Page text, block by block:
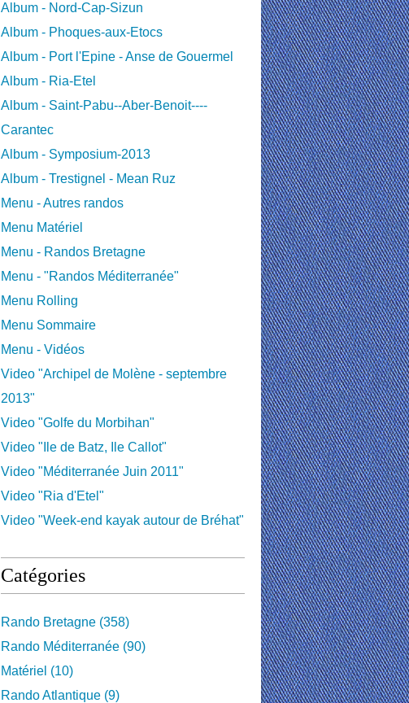
Album - Nord-Cap-Sizun
Album - Phoques-aux-Etocs
Album - Port l'Epine - Anse de Gouermel
Album - Ria-Etel
Album - Saint-Pabu--Aber-Benoit----
Carantec
Album - Symposium-2013
Album - Trestignel - Mean Ruz
Menu - Autres randos
Menu Matériel
Menu - Randos Bretagne
Menu - "Randos Méditerranée"
Menu Rolling
Menu Sommaire
Menu - Vidéos
Video "Archipel de Molène - septembre
2013"
Video "Golfe du Morbihan"
Video "Ile de Batz, Ile Callot"
Video "Méditerranée Juin 2011"
Video "Ria d'Etel"
Video "Week-end kayak autour de Bréhat"
Catégories
Rando Bretagne (358)
Rando Méditerranée (90)
Matériel (10)
Rando Atlantique (9)